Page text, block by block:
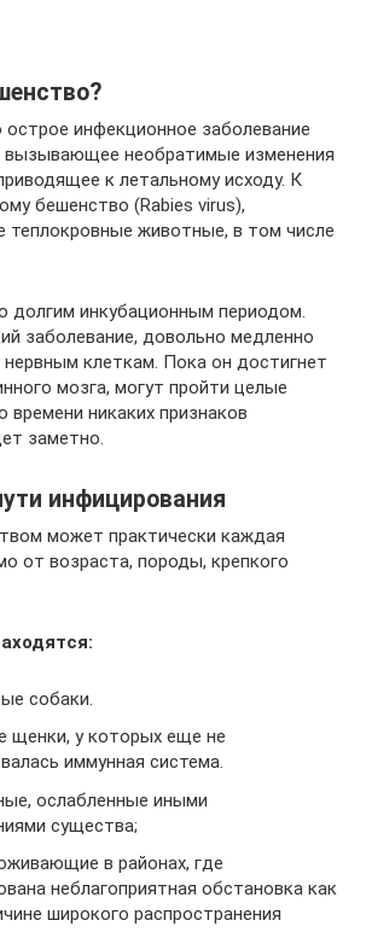
острое инфекционное заболевание
вызывающее необратимые изменения
к летальному исходу. К
бешенство (Rabies virus),
теплокровные животные, в том числе
долгим инкубационным периодом.
заболевание, довольно медленно
нервным клеткам. Пока он достигнет
мозга, могут пройти целые
времени никаких признаков
заметно.
инфицирования
может практически каждая
от возраста, породы, крепкого
собаки.
щенки, у которых еще не
иммунная система.
ослабленные иными
существа;
в районах, где
неблагоприятная обстановка как
широкого распространения